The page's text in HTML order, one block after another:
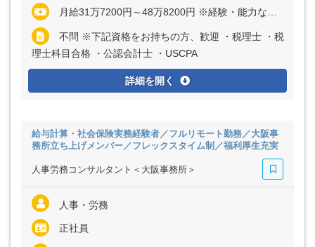
月給31万7200円～48万8200円 ※経験・能力など考慮の上、決定いたします ※上記に固定残業代（月30時間分＝6万6800円～9万9300円）を含む ※超過分は別途全額支給
不問 ※下記資格をお持ちの方、歓迎 ・税理士 ・税
理士科目合格 ・公認会計士 ・USCPA
詳細を開く
給与計算・社会保険実務経験者／フルリモート勤務／大阪事
務所立ち上げメンバー／フレックスタイム制／福利厚生充実
人事労務コンサルタント＜大阪事務所＞
人事・労務
正社員